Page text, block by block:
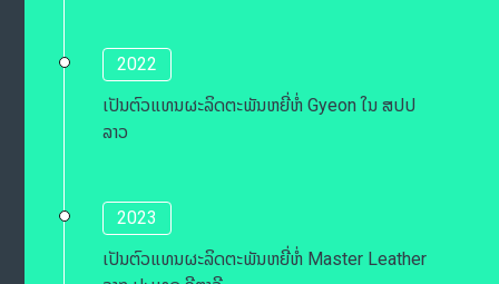
2022
ເປັນຕົວແທນຜະລິດຕະພັນຫຍີ່ຫໍ່ Gyeon ໃນ ສປປ
ລາວ
2023
ເປັນຕົວແທນຜະລິດຕະພັນຫຍີ່ຫໍ່ Master Leather